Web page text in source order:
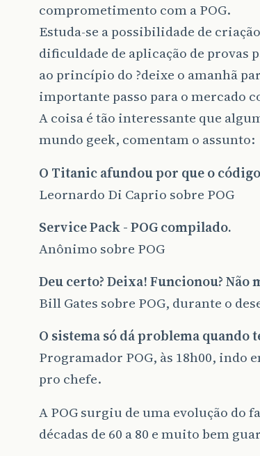
comprometimento com a POG.
Estuda-se a possibilidade de
dificuldade de aplicação de provas
ao princípio do ?deixe o amanhã
importante passo para o mercado
A coisa é tão interessante que
mundo geek, comentam o assunto:
O Titanic afundou por que o código
Leornardo Di Caprio sobre POG
Service Pack - POG compilado.
Anônimo sobre POG
Deu certo? Deixa! Funcionou? Não
Bill Gates sobre POG, durante o
O sistema só dá problema quando
Programador POG, às 18h00, indo
pro chefe.
A POG surgiu de uma evolução do
décadas de 60 a 80 e muito bem